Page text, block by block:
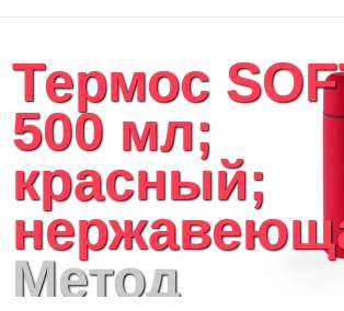
Термос
500 мл;
красный;
Метод